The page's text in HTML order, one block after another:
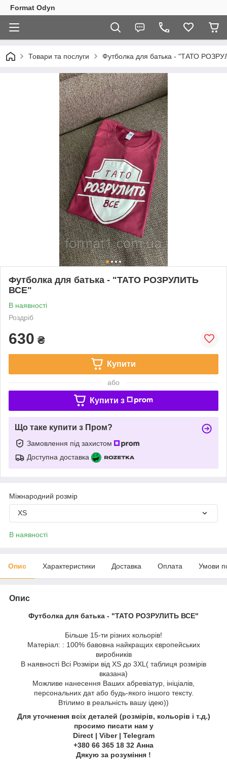
Format Odyn
Товари та послуги Футболка для батька - "ТАТО
Футболка для батька - "ТАТО РОЗРУЛИТЬ
ВСЕ"
В наявності
Роздріб
630 ₴
Купити
або
Купити з
Що таке купити з Пром?
Замовлення під захистом
Доступна доставка
Міжнародний розмір
XS
В наявності
Опис Характеристики Доставка Оплата Умови
Опис
Футболка для батька - "ТАТО РОЗРУЛИТЬ ВСЕ"
Більше 15-ти різних кольорів!
Матеріал: : 100% бавовна найкращих європейських
виробників
В наявності Всі Розміри від XS до 3XL( таблиця розмірів
вказана)
Можливе нанесення Ваших абревіатур, ініціалів,
персональних дат або будь-якого іншого тексту.
Втілимо в реальність вашу ідею))
Для уточнення всіх деталей (розмірів, кольорів і т.д.)
просимо писати нам у
Direct | Viber | Telegram
+380 66 365 18 32 Анна
Дякую за розуміння !